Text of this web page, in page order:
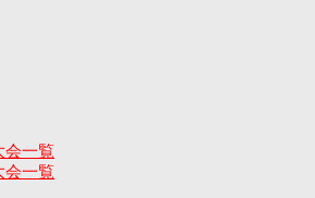
会一覧
会一覧